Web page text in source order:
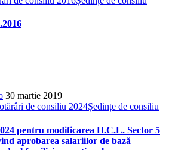
30 martie 2019
de consiliu 2024Ședințe de consiliu
pentru modificarea H.C.L. Sector 5
aprobarea salariilor de bază